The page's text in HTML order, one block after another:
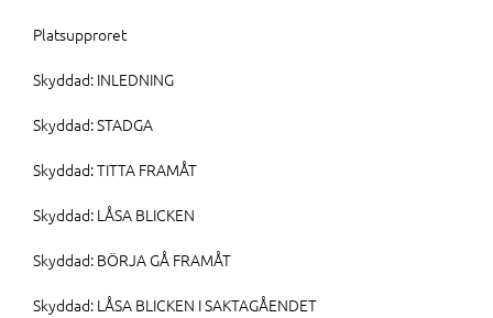
Platsupproret
Skyddad: INLEDNING
Skyddad: STADGA
Skyddad: TITTA FRAMÅT
Skyddad: LÅSA BLICKEN
Skyddad: BÖRJA GÅ FRAMÅT
Skyddad: LÅSA BLICKEN I SAKTAGÅENDET